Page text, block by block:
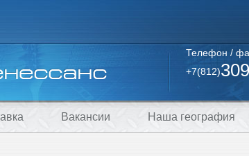
Телефон /
+7(812)
Вакансии Наша география